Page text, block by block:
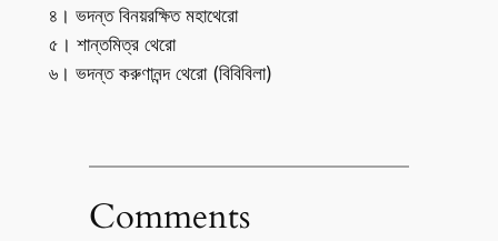
৪। ভদন্ত বিনয়রক্ষিত মহাথেরো
৫। শান্তমিত্র থেরো
৬। ভদন্ত করুণানন্দ থেরো (বিবিবিলা)
Comments